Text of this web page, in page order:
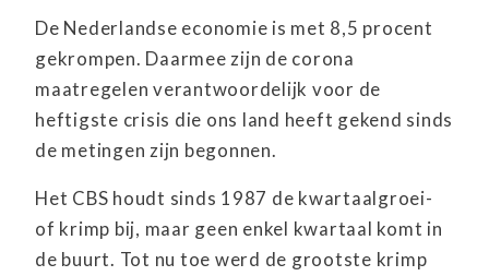
De Nederlandse economie is met 8,5 procent
gekrompen. Daarmee zijn de corona
maatregelen verantwoordelijk voor de
heftigste crisis die ons land heeft gekend sinds
de metingen zijn begonnen.
Het CBS houdt sinds 1987 de kwartaalgroei-
of krimp bij, maar geen enkel kwartaal komt in
de buurt. Tot nu toe werd de grootste krimp